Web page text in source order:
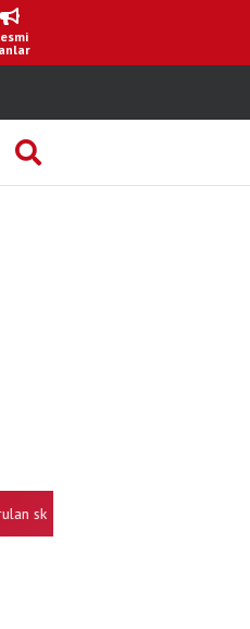
pazarlık kameralara yakalandı!